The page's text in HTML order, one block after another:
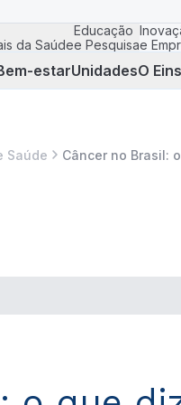
da Saúde
Educação
e Pesquisae
estarUnidadesO
Saúde Câncer no Brasil: